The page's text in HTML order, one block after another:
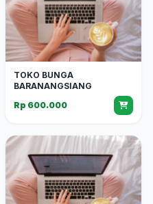
TOKO BUNGA
BARANANGSIANG
Rp 600.000